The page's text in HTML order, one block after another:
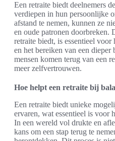
Een retraite biedt deelnemers
verdiepen in hun persoonlijke
afstand te nemen, kunnen ze
en oude patronen doorbreken.
retraite biedt, is essentieel
en het bereiken van een
mensen komen terug van een
meer zelfvertrouwen.
Hoe helpt een retraite bij
Een retraite biedt unieke
ervaren, wat essentieel is voor
In een wereld vol drukte en
kans om een stap terug te